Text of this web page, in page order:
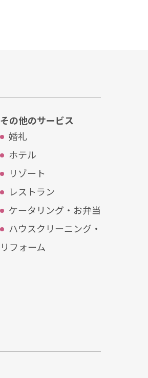
その他のサービス
婚礼
ホテル
リゾート
レストラン
ケータリング・お弁当
ハウスクリーニング・
リフォーム